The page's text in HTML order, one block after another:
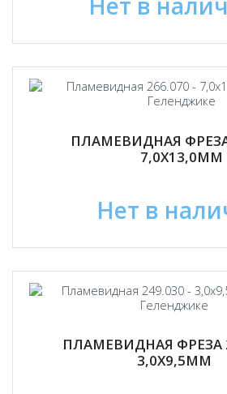
ПЛАМЕВИДНАЯ ФРЕЗА
7,0Х13,0ММ
Нет в
ПЛАМЕВИДНАЯ ФРЕЗА
3,0Х9,5ММ